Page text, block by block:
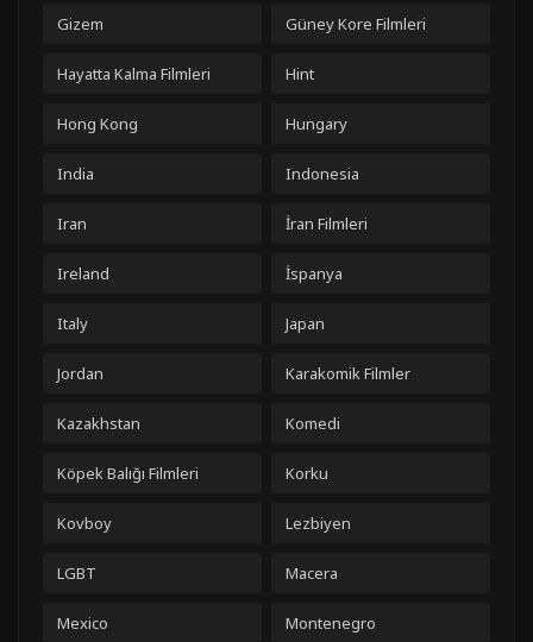
Gizem Güney Kore Filmleri
Hayatta Kalma Filmleri Hint
Hong Kong Hungary
India Indonesia
Iran İran Filmleri
Ireland İspanya
Italy Japan
Jordan Karakomik Filmler
Kazakhstan Komedi
Köpek Balığı Filmleri Korku
Kovboy Lezbiyen
LGBT Macera
Mexico Montenegro